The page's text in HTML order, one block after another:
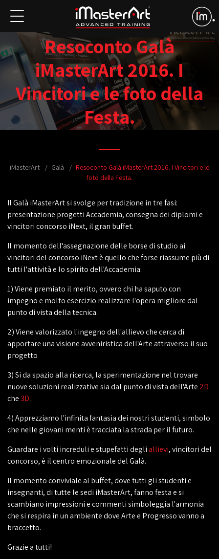
Resoconto Galà
iMasterArt 2016. I
Vincitori e le foto della
Festa.
iMasterArt Galà
Resoconto Galà iMasterArt 2016. I Vincitori e le
foto della Festa.
Il Galà iMasterArt si svolge per tradizione in tre fasi:
presentazione progetti Accademia, consegna dei diplomi e
vincitori concorso iNext, il gran buffet.
Il momento dell'assegnazione delle borse di studio ai
vincitori del concorso iNext è quello che forse riassume più di
tutti l'attività e lo spirito dell'Accademia:
1) Viene premiato il merito, ovvero chi ha saputo con
impegno e molto esercizio realizzare l'opera migliore dal
punto di vista della tecnica.
2) Viene valorizzato l'ingegno dell'allievo che cerca di
apportare una visione avveniristica dell'Arte attraverso il suo
progetto
3) Si da spazio alla ricerca, la sperimentazione nel trovare
nuove soluzioni realizzative sia dal punto di vista dell'Arte 2D
che 3D.
4) Apprezziamo l'infinita fantasia dei nostri studenti, simbolo
che nelle giovani menti è tracciata la strada per il futuro.
Guardare i volti increduli e stupefatti degliallievi, vincitori del
concorso, è il centro emozionale del Galà.
Il momento conviviale al buffet, dove tutti gli studenti e
insegnanti, di tutte le sedi iMasterArt, fanno festa e si
scambiano impressioni e commenti simboleggia l'armonia
che si respira in un ambiente dove Arte e Progresso vanno a
braccetto.
Grazie a tutti!